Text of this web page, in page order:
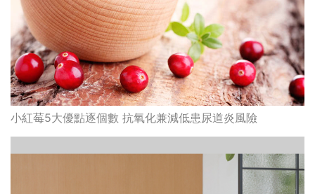
小紅莓5大優點逐個數 抗氧化兼減低患尿道炎風險